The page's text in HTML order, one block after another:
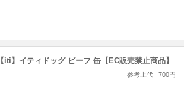
【iti】イティドッグ ビーフ 缶【EC販売禁止商品】
参考上代 700円